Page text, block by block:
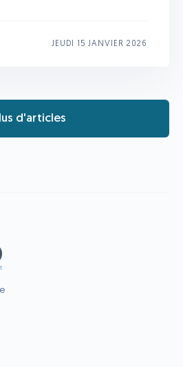
JEUDI 15 JANVIER 2026
d'articles